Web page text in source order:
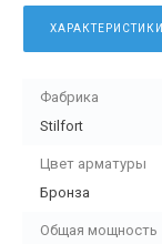
ХАРАКТЕРИСТИКИ
Фабрика
Stilfort
Цвет арматуры
Бронза
Общая мощность